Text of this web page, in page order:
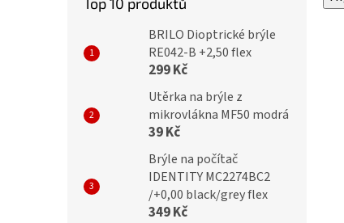
BRILO Dioptrické brýle
RE042-B +2,50 flex
299 Kč
Utěrka na brýle z
mikrovlákna MF50 modrá
39 Kč
Brýle na počítač
IDENTITY MC2274BC2
/+0,00 black/grey flex
349 Kč